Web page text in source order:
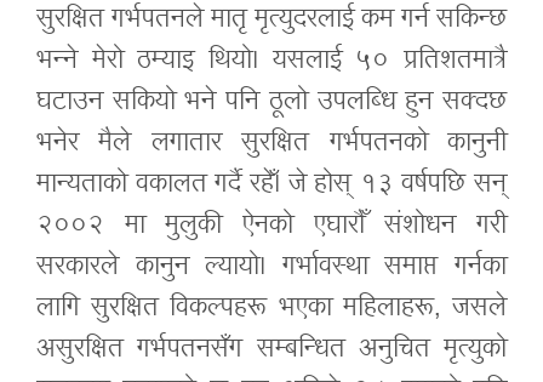
सुरक्षित गर्भपतनले मातृ मृत्युदरलाई कम गर्न सकिन्छ
भन्ने मेरो ठम्याइ थियो। यसलाई ५० प्रतिशतमात्रै
घटाउन सकियो भने पनि ठूलो उपलब्धि हुन सक्दछ
भनेर मैले लगातार सुरक्षित गर्भपतनको कानुनी
मान्यताको वकालत गर्दै रहेँ। जे होस् १३ वर्षपछि सन्
२००२ मा मुलुकी ऐनको एघारौँ संशोधन गरी
सरकारले कानुन ल्यायो। गर्भावस्था समाप्त गर्नका
लागि सुरक्षित विकल्पहरू भएका महिलाहरू, जसले
असुरक्षित गर्भपतनसँग सम्बन्धित अनुचित मृत्युको